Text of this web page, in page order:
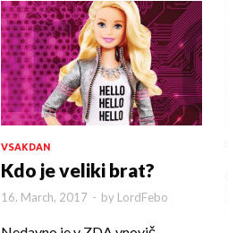
VSAKDAN
Kdo je veliki brat?
16. March, 2017 - by LordFebo